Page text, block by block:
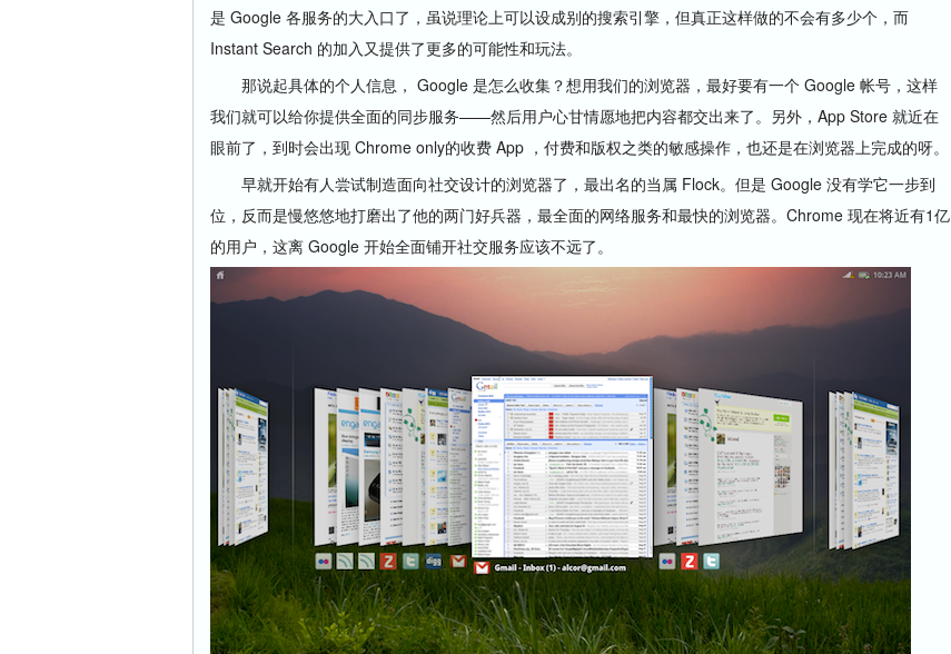
是 Google 各服务的大入口了，虽说理论上可以设成别的搜索引擎，但真正这样做的不会有多少个，而
Instant Search 的加入又提供了更多的可能性和玩法。
那说起具体的个人信息， Google 是怎么收集？想用我们的浏览器，最好要有一个 Google 帐号，这样
我们就可以给你提供全面的同步服务——然后用户心甘情愿地把内容都交出来了。另外，App Store 就近在
眼前了，到时会出现 Chrome only的收费 App ，付费和版权之类的敏感操作，也还是在浏览器上完成的呀。
早就开始有人尝试制造面向社交设计的浏览器了，最出名的当属 Flock。但是 Google 没有学它一步到
位，反而是慢悠悠地打磨出了他的两门好兵器，最全面的网络服务和最快的浏览器。Chrome 现在将近有1亿
的用户，这离 Google 开始全面铺开社交服务应该不远了。